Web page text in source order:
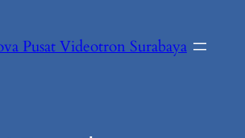
Pusat Videotron Surabaya